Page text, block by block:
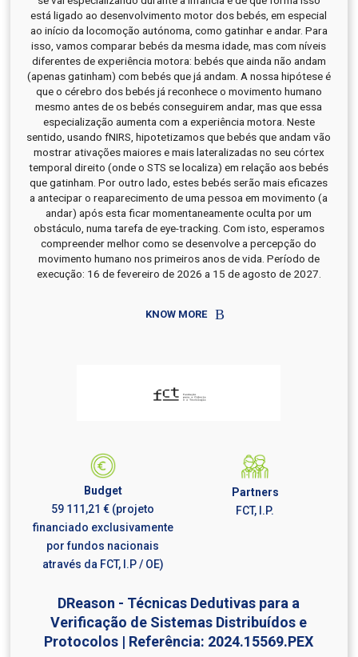
está ligado ao desenvolvimento motor dos bebés, em especial
ao início da locomoção autónoma, como gatinhar e andar. Para
isso, vamos comparar bebés da mesma idade, mas com níveis
diferentes de experiência motora: bebés que ainda não andam
(apenas gatinham) com bebés que já andam. A nossa hipótese é
que o cérebro dos bebés já reconhece o movimento humano
mesmo antes de os bebés conseguirem andar, mas que essa
especialização aumenta com a experiência motora. Neste
sentido, usando fNIRS, hipotetizamos que bebés que andam vão
mostrar ativações maiores e mais lateralizadas no seu córtex
temporal direito (onde o STS se localiza) em relação aos bebés
que gatinham. Por outro lado, estes bebés serão mais eficazes
a antecipar o reaparecimento de uma pessoa em movimento (a
andar) após esta ficar momentaneamente oculta por um
obstáculo, numa tarefa de eye-tracking. Com isto, esperamos
compreender melhor como se desenvolve a percepção do
movimento humano nos primeiros anos de vida. Período de
execução: 16 de fevereiro de 2026 a 15 de agosto de 2027.
KNOW MORE
Budget
59 111,21 € (projeto
financiado exclusivamente
por fundos nacionais
através da FCT, I.P / OE)
Partners
FCT, I.P.
DReason - Técnicas Dedutivas para a
Verificação de Sistemas Distribuídos e
Protocolos | Referência: 2024.15569.PEX